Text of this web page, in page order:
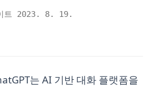
트 2023. 8. 19.
는 AI 기반 대화 플랫폼을